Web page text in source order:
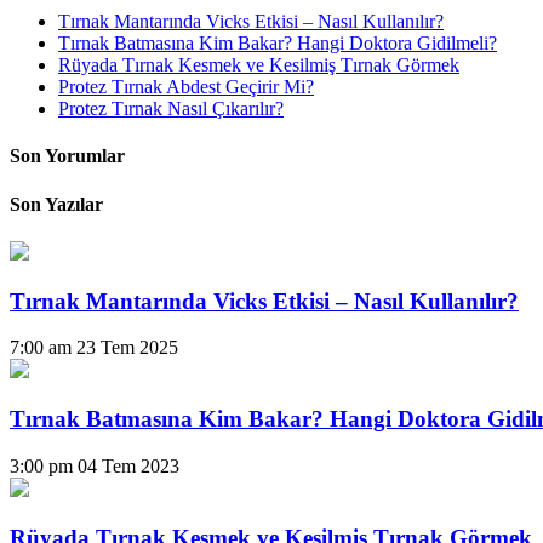
Tırnak Mantarında Vicks Etkisi – Nasıl Kullanılır?
Tırnak Batmasına Kim Bakar? Hangi Doktora Gidilmeli?
Rüyada Tırnak Kesmek ve Kesilmiş Tırnak Görmek
Protez Tırnak Abdest Geçirir Mi?
Protez Tırnak Nasıl Çıkarılır?
Son Yorumlar
Son Yazılar
Tırnak Mantarında Vicks Etkisi – Nasıl Kullanılır?
7:00 am 23 Tem 2025
Tırnak Batmasına Kim Bakar? Hangi Doktora
3:00 pm 04 Tem 2023
Rüyada Tırnak Kesmek ve Kesilmiş Tırnak Görmek